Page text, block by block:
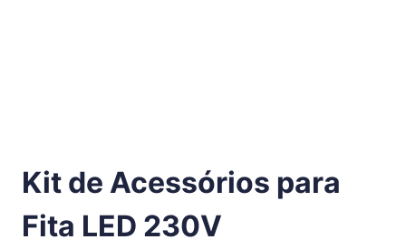
Kit de Acessórios para
Fita LED 230V